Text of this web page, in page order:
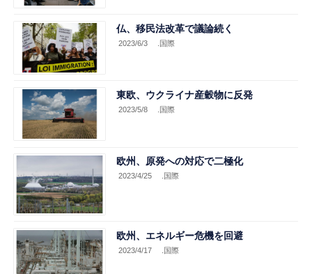
仏、移民法改革で議論続く
2023/6/3 .国際
東欧、ウクライナ産穀物に反発
2023/5/8 .国際
欧州、原発への対応で二極化
2023/4/25 .国際
欧州、エネルギー危機を回避
2023/4/17 .国際